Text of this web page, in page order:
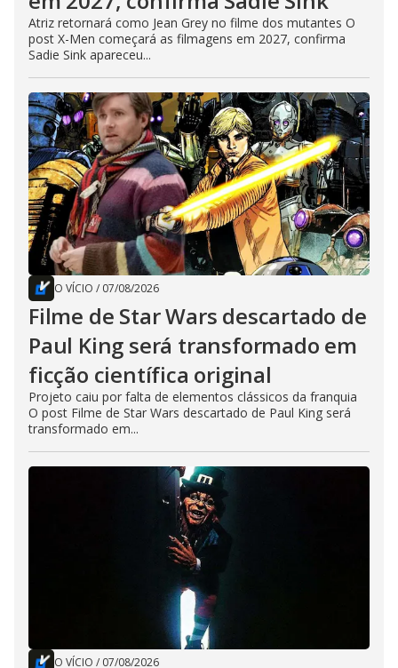
Atriz retornará como Jean Grey no filme dos mutantes O
post X-Men começará as filmagens em 2027, confirma
Sadie Sink apareceu...
O VÍCIO / 07/08/2026
Filme de Star Wars descartado de
Paul King será transformado em
ficção científica original
Projeto caiu por falta de elementos clássicos da franquia
O post Filme de Star Wars descartado de Paul King será
transformado em...
O VÍCIO / 07/08/2026